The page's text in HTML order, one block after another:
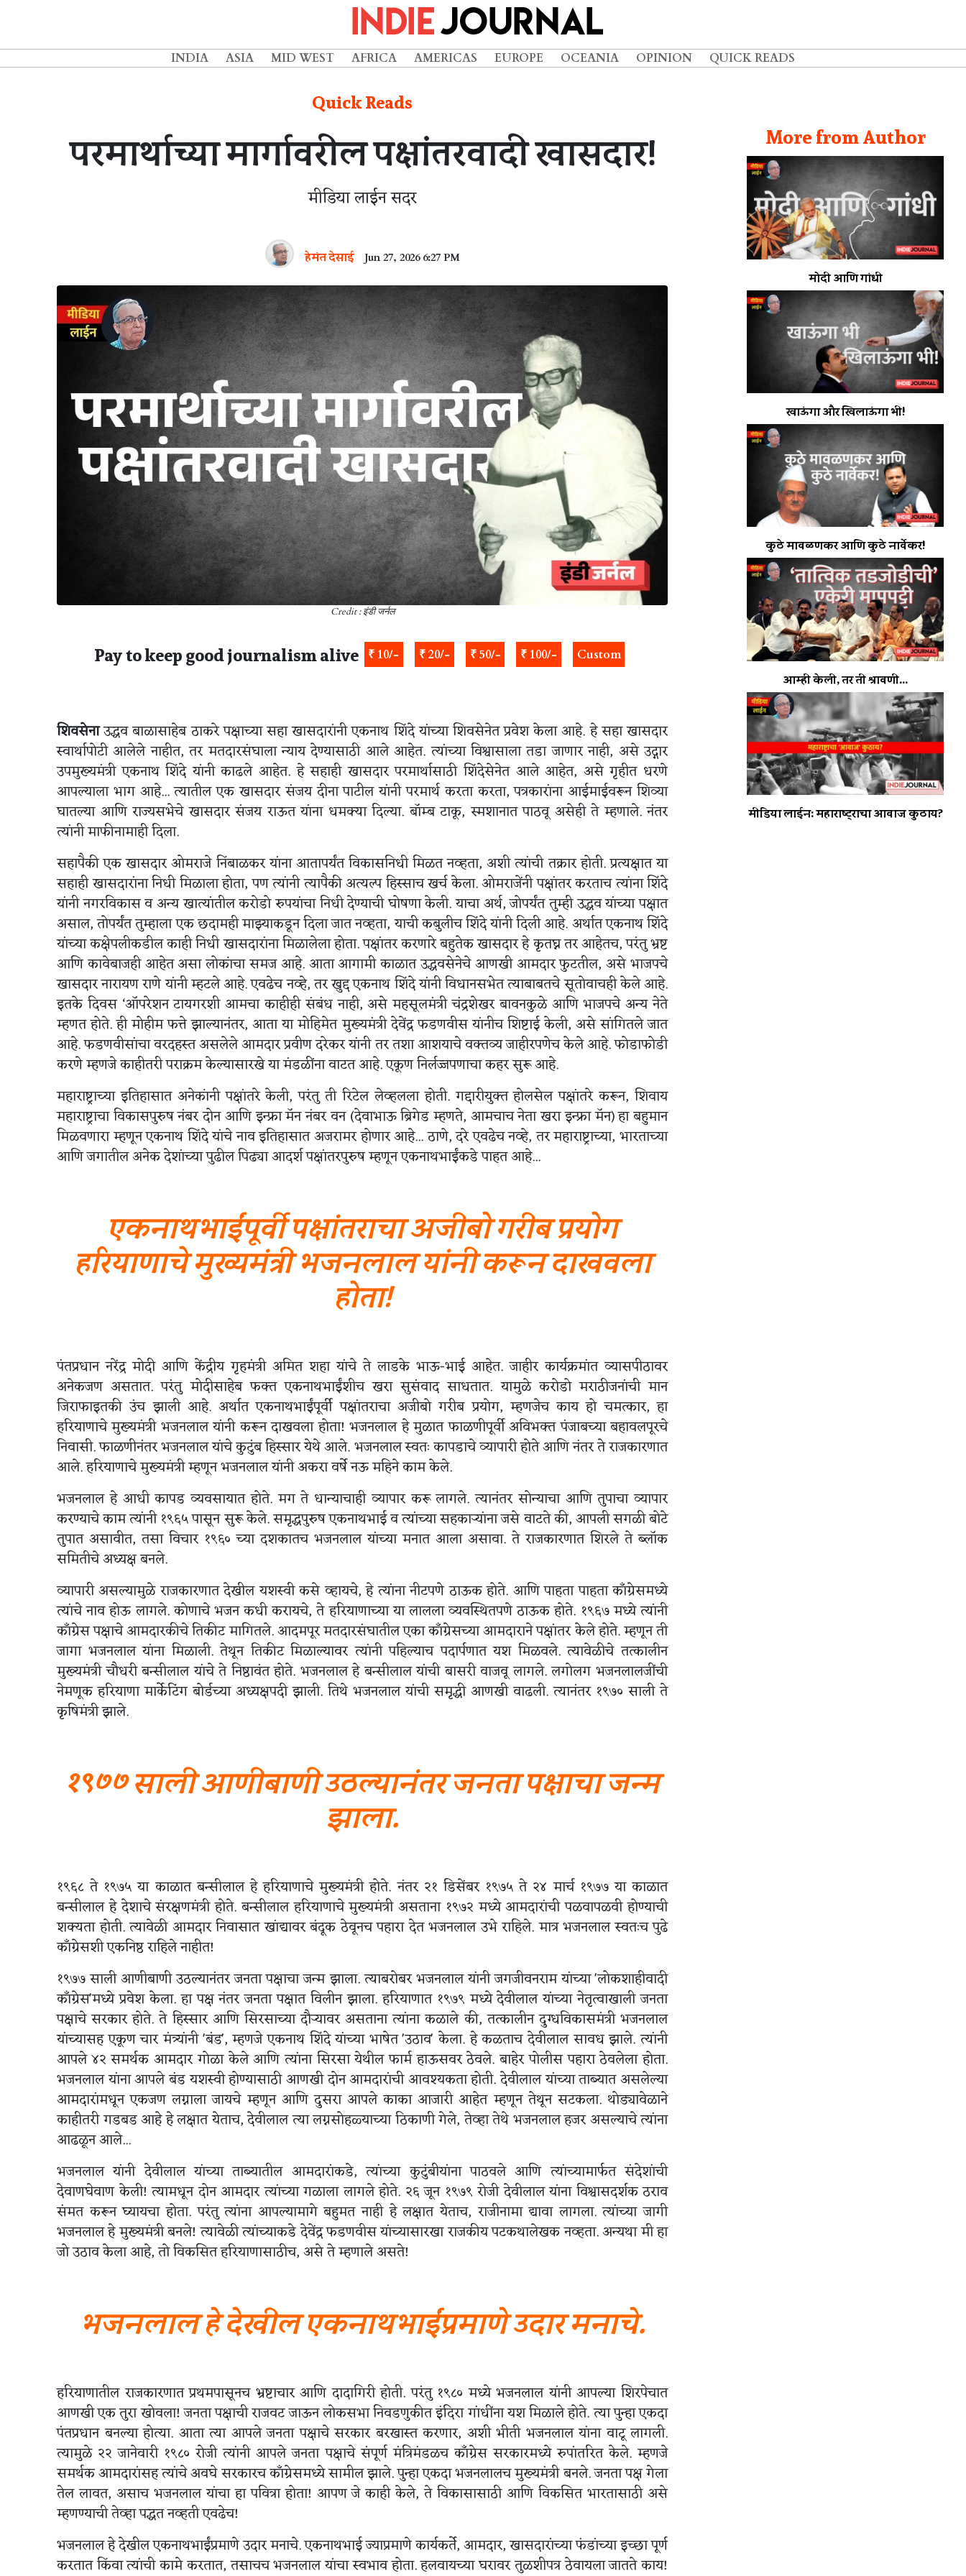
INDIA ASIA MID WEST AFRICA AMERICAS EUROPE OCEANIA OPINION QUICK READS
Quick Reads
परमार्थाच्या मार्गावरील पक्षांतरवादी खासदार!
मीडिया लाईन सदर
हेमंत देसाई Jun 27, 2026 6:27 PM
Credit : इंडी जर्नल
Pay to keep good journalism alive ₹ 10/- ₹ 20/- ₹ 50/- ₹ 100/- Custom
शिवसेनाउद्धव बाळासाहेब ठाकरे पक्षाच्या सहा खासदारांनी एकनाथ शिंदे यांच्या शिवसेनेत प्रवेश केला आहे. हे सहा खासदार
स्वार्थापोटी आलेले नाहीत, तर मतदारसंघाला न्याय देण्यासाठी आले आहेत. त्यांच्या विश्वासाला तडा जाणार नाही, असे उद्गार
उपमुख्यमंत्री एकनाथ शिंदे यांनी काढले आहेत. हे सहाही खासदार परमार्थासाठी शिंदेसेनेत आले आहेत, असे गृहीत धरणे
आपल्याला भाग आहे... त्यातील एक खासदार संजय दीना पाटील यांनी परमार्थ करता करता, पत्रकारांना आईमाईवरून शिव्या
घातल्या आणि राज्यसभेचे खासदार संजय राऊत यांना धमक्या दिल्या. बॉम्ब टाकू, स्मशानात पाठवू असेही ते म्हणाले. नंतर
त्यांनी माफीनामाही दिला.
सहापैकी एक खासदार ओमराजे निंबाळकर यांना आतापर्यंत विकासनिधी मिळत नव्हता, अशी त्यांची तक्रार होती. प्रत्यक्षात या
सहाही खासदारांना निधी मिळाला होता, पण त्यांनी त्यापैकी अत्यल्प हिस्साच खर्च केला. ओमराजेंनी पक्षांतर करताच त्यांना शिंदे
यांनी नगरविकास व अन्य खात्यांतील करोडो रुपयांचा निधी देण्याची घोषणा केली. याचा अर्थ, जोपर्यंत तुम्ही उद्धव यांच्या पक्षात
असाल, तोपर्यंत तुम्हाला एक छदामही माझ्याकडून दिला जात नव्हता, याची कबुलीच शिंदे यांनी दिली आहे. अर्थात एकनाथ शिंदे
यांच्या कक्षेपलीकडील काही निधी खासदारांना मिळालेला होता. पक्षांतर करणारे बहुतेक खासदार हे कृतघ्न तर आहेतच, परंतु भ्रष्ट
आणि कावेबाजही आहेत असा लोकांचा समज आहे. आता आगामी काळात उद्धवसेनेचे आणखी आमदार फुटतील, असे भाजपचे
खासदार नारायण राणे यांनी म्हटले आहे. एवढेच नव्हे, तर खुद्द एकनाथ शिंदे यांनी विधानसभेत त्याबाबतचे सूतोवाचही केले आहे.
इतके दिवस ‘ऑपरेशन टायगरशी आमचा काहीही संबंध नाही, असे महसूलमंत्री चंद्रशेखर बावनकुळे आणि भाजपचे अन्य नेते
म्हणत होते. ही मोहीम फत्ते झाल्यानंतर, आता या मोहिमेत मुख्यमंत्री देवेंद्र फडणवीस यांनीच शिष्टाई केली, असे सांगितले जात
आहे. फडणवीसांचा वरदहस्त असलेले आमदार प्रवीण दरेकर यांनी तर तशा आशयाचे वक्तव्य जाहीरपणेच केले आहे. फोडाफोडी
करणे म्हणजे काहीतरी पराक्रम केल्यासारखे या मंडळींना वाटत आहे. एकूण निर्लज्जपणाचा कहर सुरू आहे.
महाराष्ट्राच्या इतिहासात अनेकांनी पक्षांतरे केली, परंतु ती रिटेल लेव्हलला होती. गद्दारीयुक्त होलसेल पक्षांतरे करून, शिवाय
महाराष्ट्राचा विकासपुरुष नंबर दोन आणि इन्फ्रा मॅन नंबर वन (देवाभाऊ ब्रिगेड म्हणते, आमचाच नेता खरा इन्फ्रा मॅन) हा बहुमान
मिळवणारा म्हणून एकनाथ शिंदे यांचे नाव इतिहासात अजरामर होणार आहे... ठाणे, दरे एवढेच नव्हे, तर महाराष्ट्राच्या, भारताच्या
आणि जगातील अनेक देशांच्या पुढील पिढ्या आदर्श पक्षांतरपुरुष म्हणून एकनाथभाईंकडे पाहत आहे...
एकनाथभाईंपूर्वी पक्षांतराचा अजीबो गरीब प्रयोग
हरियाणाचे मुख्यमंत्री भजनलाल यांनी करून दाखवला
होता!
पंतप्रधान नरेंद्र मोदी आणि केंद्रीय गृहमंत्री अमित शहा यांचे ते लाडके भाऊ-भाई आहेत. जाहीर कार्यक्रमांत व्यासपीठावर
अनेकजण असतात. परंतु मोदीसाहेब फक्त एकनाथभाईंशीच खरा सुसंवाद साधतात. यामुळे करोडो मराठीजनांची मान
जिराफाइतकी उंच झाली आहे. अर्थात एकनाथभाईंपूर्वी पक्षांतराचा अजीबो गरीब प्रयोग, म्हणजेच काय हो चमत्कार, हा
हरियाणाचे मुख्यमंत्री भजनलाल यांनी करून दाखवला होता! भजनलाल हे मुळात फाळणीपूर्वी अविभक्त पंजाबच्या बहावलपूरचे
निवासी. फाळणीनंतर भजनलाल यांचे कुटुंब हिस्सार येथे आले. भजनलाल स्वतः कापडाचे व्यापारी होते आणि नंतर ते राजकारणात
आले. हरियाणाचे मुख्यमंत्री म्हणून भजनलाल यांनी अकरा वर्षे नऊ महिने काम केले.
भजनलाल हे आधी कापड व्यवसायात होते. मग ते धान्याचाही व्यापार करू लागले. त्यानंतर सोन्याचा आणि तुपाचा व्यापार
करण्याचे काम त्यांनी १९६५ पासून सुरू केले. समृद्धपुरुष एकनाथभाई व त्यांच्या सहकाऱ्यांना जसे वाटते की, आपली सगळी बोटे
तुपात असावीत, तसा विचार १९६० च्या दशकातच भजनलाल यांच्या मनात आला असावा. ते राजकारणात शिरले ते ब्लॉक
समितीचे अध्यक्ष बनले.
व्यापारी असल्यामुळे राजकारणात देखील यशस्वी कसे व्हायचे, हे त्यांना नीटपणे ठाऊक होते. आणि पाहता पाहता काँग्रेसमध्ये
त्यांचे नाव होऊ लागले. कोणाचे भजन कधी करायचे, ते हरियाणाच्या या लालला व्यवस्थितपणे ठाऊक होते. १९६७ मध्ये त्यांनी
काँग्रेस पक्षाचे आमदारकीचे तिकीट मागितले. आदमपूर मतदारसंघातील एका काँग्रेसच्या आमदाराने पक्षांतर केले होते. म्हणून ती
जागा भजनलाल यांना मिळाली. तेथून तिकीट मिळाल्यावर त्यांनी पहिल्याच पदार्पणात यश मिळवले. त्यावेळीचे तत्कालीन
मुख्यमंत्री चौधरी बन्सीलाल यांचे ते निष्ठावंत होते. भजनलाल हे बन्सीलाल यांची बासरी वाजवू लागले. लगोलग भजनलालजींची
नेमणूक हरियाणा मार्केटिंग बोर्डच्या अध्यक्षपदी झाली. तिथे भजनलाल यांची समृद्धी आणखी वाढली. त्यानंतर १९७० साली ते
कृषिमंत्री झाले.
१९७७ साली आणीबाणी उठल्यानंतर जनता पक्षाचा जन्म
झाला.
१९६८ ते १९७५ या काळात बन्सीलाल हे हरियाणाचे मुख्यमंत्री होते. नंतर २१ डिसेंबर १९७५ ते २४ मार्च १९७७ या काळात
बन्सीलाल हे देशाचे संरक्षणमंत्री होते. बन्सीलाल हरियाणाचे मुख्यमंत्री असताना १९७२ मध्ये आमदारांची पळवापळवी होण्याची
शक्यता होती. त्यावेळी आमदार निवासात खांद्यावर बंदूक ठेवूनच पहारा देत भजनलाल उभे राहिले. मात्र भजनलाल स्वतःच पुढे
काँग्रेसशी एकनिष्ठ राहिले नाहीत!
१९७७ साली आणीबाणी उठल्यानंतर जनता पक्षाचा जन्म झाला. त्याबरोबर भजनलाल यांनी जगजीवनराम यांच्या 'लोकशाहीवादी
काँग्रेस'मध्ये प्रवेश केला. हा पक्ष नंतर जनता पक्षात विलीन झाला. हरियाणात १९७९ मध्ये देवीलाल यांच्या नेतृत्वाखाली जनता
पक्षाचे सरकार होते. ते हिस्सार आणि सिरसाच्या दौऱ्यावर असताना त्यांना कळाले की, तत्कालीन दुग्धविकासमंत्री भजनलाल
यांच्यासह एकूण चार मंत्र्यांनी 'बंड', म्हणजे एकनाथ शिंदे यांच्या भाषेत 'उठाव' केला. हे कळताच देवीलाल सावध झाले. त्यांनी
आपले ४२ समर्थक आमदार गोळा केले आणि त्यांना सिरसा येथील फार्म हाऊसवर ठेवले. बाहेर पोलीस पहारा ठेवलेला होता.
भजनलाल यांना आपले बंड यशस्वी होण्यासाठी आणखी दोन आमदारांची आवश्यकता होती. देवीलाल यांच्या ताब्यात असलेल्या
आमदारांमधून एकजण लग्नाला जायचे म्हणून आणि दुसरा आपले काका आजारी आहेत म्हणून तेथून सटकला. थोड्यावेळाने
काहीतरी गडबड आहे हे लक्षात येताच, देवीलाल त्या लग्नसोहळ्याच्या ठिकाणी गेले, तेव्हा तेथे भजनलाल हजर असल्याचे त्यांना
आढळून आले...
भजनलाल यांनी देवीलाल यांच्या ताब्यातील आमदारांकडे, त्यांच्या कुटुंबीयांना पाठवले आणि त्यांच्यामार्फत संदेशांची
देवाणघेवाण केली! त्यामधून दोन आमदार त्यांच्या गळाला लागले होते. २६ जून १९७९ रोजी देवीलाल यांना विश्वासदर्शक ठराव
संमत करून घ्यायचा होता. परंतु त्यांना आपल्यामागे बहुमत नाही हे लक्षात येताच, राजीनामा द्यावा लागला. त्यांच्या जागी
भजनलाल हे मुख्यमंत्री बनले! त्यावेळी त्यांच्याकडे देवेंद्र फडणवीस यांच्यासारखा राजकीय पटकथालेखक नव्हता. अन्यथा मी हा
जो उठाव केला आहे, तो विकसित हरियाणासाठीच, असे ते म्हणाले असते!
भजनलाल हे देखील एकनाथभाईंप्रमाणे उदार मनाचे.
हरियाणातील राजकारणात प्रथमपासूनच भ्रष्टाचार आणि दादागिरी होती. परंतु १९८० मध्ये भजनलाल यांनी आपल्या शिरपेचात
आणखी एक तुरा खोवला! जनता पक्षाची राजवट जाऊन लोकसभा निवडणुकीत इंदिरा गांधींना यश मिळाले होते. त्या पुन्हा एकदा
पंतप्रधान बनल्या होत्या. आता त्या आपले जनता पक्षाचे सरकार बरखास्त करणार, अशी भीती भजनलाल यांना वाटू लागली.
त्यामुळे २२ जानेवारी १९८० रोजी त्यांनी आपले जनता पक्षाचे संपूर्ण मंत्रिमंडळच काँग्रेस सरकारमध्ये रुपांतरित केले. म्हणजे
समर्थक आमदारांसह त्यांचे अवघे सरकारच काँग्रेसमध्ये सामील झाले. पुन्हा एकदा भजनलालच मुख्यमंत्री बनले. जनता पक्ष गेला
तेल लावत, असाच भजनलाल यांचा हा पवित्रा होता! आपण जे काही केले, ते विकासासाठी आणि विकसित भारतासाठी असे
म्हणण्याची तेव्हा पद्धत नव्हती एवढेच!
भजनलाल हे देखील एकनाथभाईंप्रमाणे उदार मनाचे. एकनाथभाई ज्याप्रमाणे कार्यकर्ते, आमदार, खासदारांच्या फंडांच्या इच्छा पूर्ण
करतात किंवा त्यांची कामे करतात, तसाचच भजनलाल यांचा स्वभाव होता. हलवायच्या घरावर तुळशीपत्र ठेवायला जातते काय!
More from Author
मोदी आणि गांधी
खाऊंगा और खिलाऊंगा भी!
कुठे मावळणकर आणि कुठे नार्वेकर!
आम्ही केली, तर ती श्रावणी...
मीडिया लाईन: महाराष्ट्राचा आवाज कुठाय?